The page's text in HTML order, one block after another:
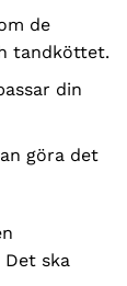
de
tandköttet.
din
göra det
ska